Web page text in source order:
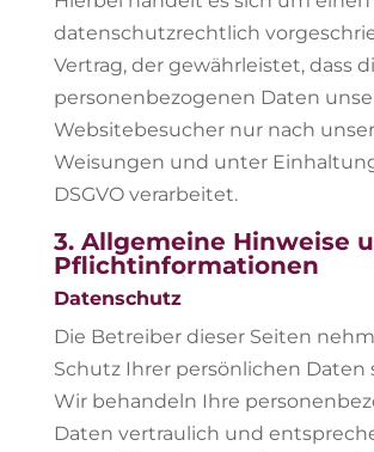
datenschutzrechtlich
Vertrag, der gewährleistet, dass
personenbezogenen Daten
Websitebesucher nur nach
Weisungen und unter
DSGVO verarbeitet.
3. Allgemeine Hinweise
Pflicht­informationen
Datenschutz
Die Betreiber dieser Seiten
Schutz Ihrer persönlichen Daten
Wir behandeln Ihre
Daten vertraulich und